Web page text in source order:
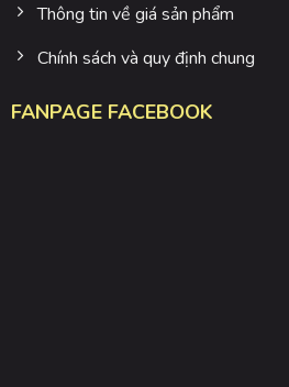
Thông tin về giá sản phẩm
Chính sách và quy định chung
FANPAGE FACEBOOK